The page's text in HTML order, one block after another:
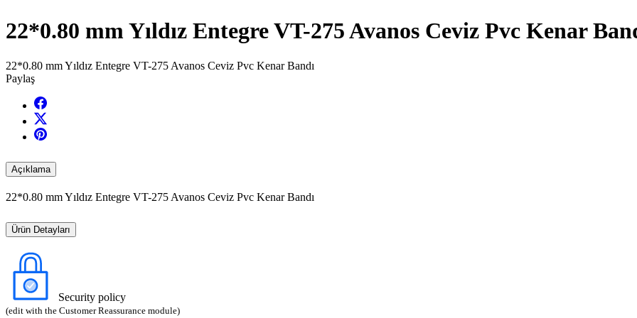
22*0.80 mm Yıldız Entegre VT-275 Avanos Ceviz Pvc Kenar
22*0.80 mm Yıldız Entegre VT-275 Avanos Ceviz Pvc Kenar Bandı
Paylaş
Açıklama
22*0.80 mm Yıldız Entegre VT-275 Avanos Ceviz Pvc Kenar Bandı
Ürün Detayları
Security policy
(edit with the Customer Reassurance module)